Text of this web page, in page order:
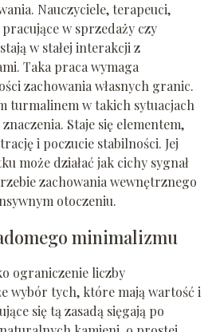
Nauczyciele, terapeuci,
w sprzedaży czy
w stałej interakcji z
Taka praca wymaga
zachowania własnych granic.
turmalinem w takich sytuacjach
Staje się elementem,
i poczucie stabilności. Jej
może działać jak cichy sygnał
zachowania wewnętrznego
otoczeniu.
minimalizmu
ograniczenie liczby
wybór tych, które mają wartość i
się tą zasadą sięgają po